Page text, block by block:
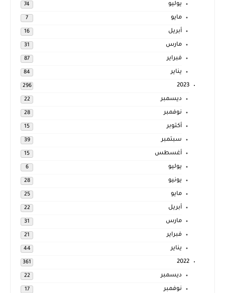
يوليو 74
مايو 7
أبريل 16
مارس 31
فبراير 87
يناير 84
2023
296
ديسمبر 22
نوفمبر 28
أكتوبر 15
سبتمبر 39
أغسطس 15
يوليو 6
يونيو 28
مايو 25
أبريل 22
مارس 31
فبراير 21
يناير 44
2022
361
ديسمبر 22
نوفمبر 17